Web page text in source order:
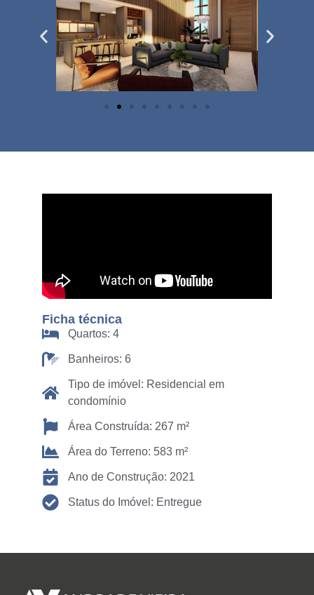
Ficha técnica
Quartos: 4
Banheiros: 6
Tipo de imóvel: Residencial em
condomínio
Área Construída: 267 m²
Área do Terreno: 583 m²
Ano de Construção: 2021
Status do Imóvel: Entregue